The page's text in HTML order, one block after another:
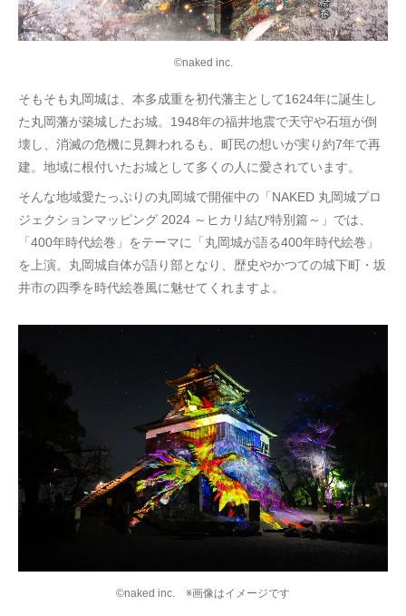
©naked inc.
そもそも丸岡城は、本多成重を初代藩主として1624年に誕生し
た丸岡藩が築城したお城。1948年の福井地震で天守や石垣が倒
壊し、消滅の危機に見舞われるも、町民の想いが実り約7年で再
建。地域に根付いたお城として多くの人に愛されています。
そんな地域愛たっぷりの丸岡城で開催中の「NAKED 丸岡城プロ
ジェクションマッピング 2024 ～ヒカリ結び特別篇～」では、
「400年時代絵巻」をテーマに「丸岡城が語る400年時代絵巻」
を上演。丸岡城自体が語り部となり、歴史やかつての城下町・坂
井市の四季を時代絵巻風に魅せてくれますよ。
©naked inc. ※画像はイメージです